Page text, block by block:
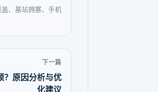
、基站拥塞、手机
下一篇
？原因分析与优
化建议